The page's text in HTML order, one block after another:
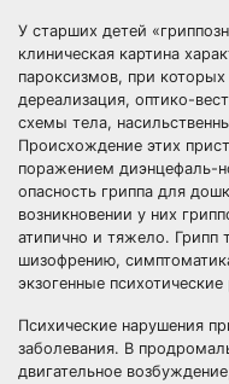
У старших детей
клиническая картина
пароксизмов, при
дереализация, оптико-
схемы тела,
Происхождение этих
поражением диэнцефаль-
опасность гриппа для
возникновении у них
атипично и тяжело.
шизофрению,
экзогенные психотические
Психические нарушения
заболевания. В
двигательное